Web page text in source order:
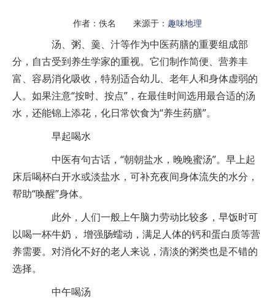
作者：佚名 来源于： 趣味地理
汤、粥、羹、汁等作为中医药膳的重要组成部
分，自古受到养生学家的重视。它们制作简便、营养丰
富、容易消化吸收，特别适合幼儿、老年人和身体虚弱的
人。如果注意“按时、按点”，在最佳时间选用最合适的汤
水，还能锦上添花，化日常饮食为“养生药膳”。
早起喝水
中医有句古话，“朝朝盐水，晚晚蜜汤”。早上起
床后喝杯白开水或淡盐水，可补充夜间身体流失的水分，
帮助“唤醒”身体。
此外，人们一般上午脑力劳动比较多，早饭时可
以喝一杯牛奶， 增强肠蠕动，满足人体的钙和蛋白质等营
养需要。对消化不好的老人来说，清淡的粥类也是不错的
选择。
中午喝汤